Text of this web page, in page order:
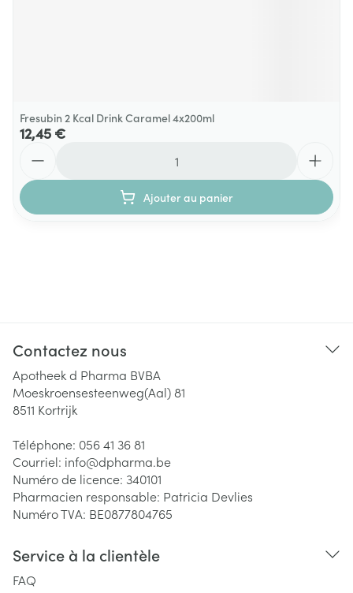
Fresubin 2 Kcal Drink Caramel 4x200ml
12,45 €
Ajouter au panier
Contactez nous
Apotheek d Pharma BVBA
Moeskroensesteenweg(Aal) 81
8511 Kortrijk
Téléphone: 056 41 36 81
Courriel: info@dpharma.be
Numéro de licence: 340101
Pharmacien responsable: Patricia Devlies
Numéro TVA: BE0877804765
Service à la clientèle
FAQ